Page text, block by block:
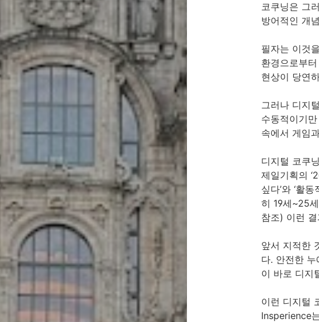
코쿠닝은 그
방어적인 개
필자는 이것
환경으로부
현상이 당연
그러나 디지
수동적이기
속에서 게임
디지털 코쿠
제일기획의
싶다’와 ‘활
히 19세~25
참조) 이런
앞서 지적한
다. 안전한
이 바로 디지
이런 디지털
Insperience